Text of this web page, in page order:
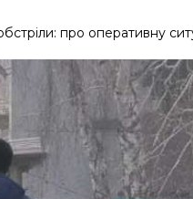
про оперативну